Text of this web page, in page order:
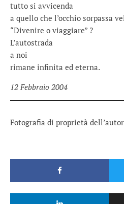
tutto si avvicenda
a quello che l’occhio sorpassa
“Divenire o viaggiare” ?
L’autostrada
a noi
rimane infinita ed eterna.
12 Febbraio 2004
Fotografia di proprietà